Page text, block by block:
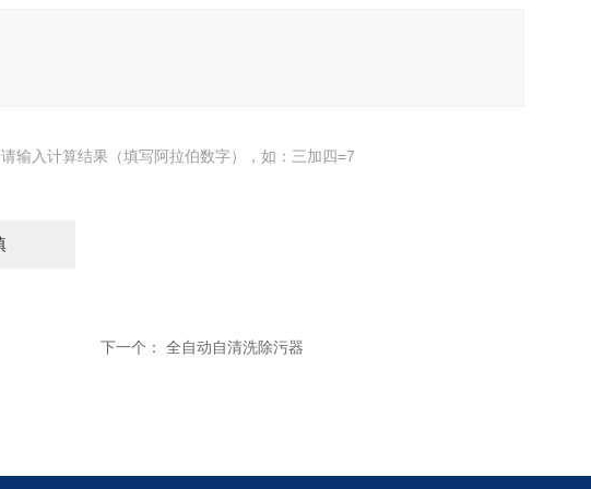
请输入计算结果（填写阿拉伯数字），如：三加四=7
下一个： 全自动自清洗除污器